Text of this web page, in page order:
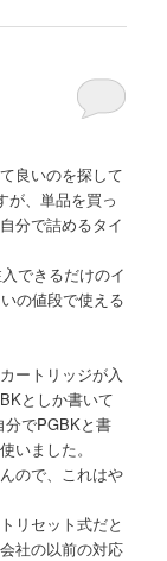
良いのを探して
が、単品を買っ
分で詰めるタイ
できるだけのイ
の値段で使える
ートリッジが入
としか書いて
分でPGBKと書
いました。
ので、これはや
リセット式だと
社の以前の対応